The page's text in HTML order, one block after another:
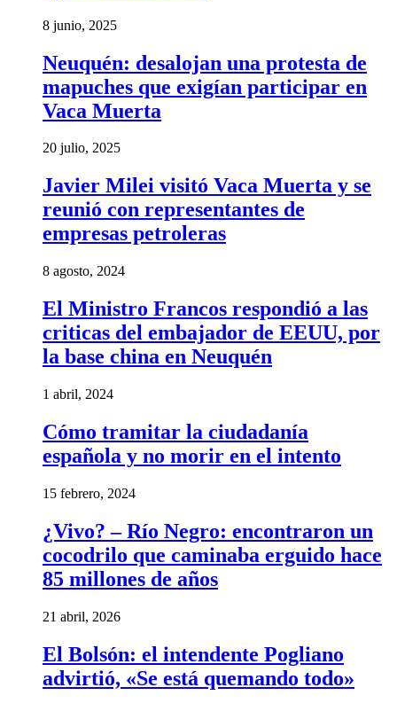
8 junio, 2025
Neuquén: desalojan una protesta de
mapuches que exigían participar en
Vaca Muerta
20 julio, 2025
Javier Milei visitó Vaca Muerta y se
reunió con representantes de
empresas petroleras
8 agosto, 2024
El Ministro Francos respondió a las
criticas del embajador de EEUU, por
la base china en Neuquén
1 abril, 2024
Cómo tramitar la ciudadanía
española y no morir en el intento
15 febrero, 2024
¿Vivo? – Río Negro: encontraron un
cocodrilo que caminaba erguido hace
85 millones de años
21 abril, 2026
El Bolsón: el intendente Pogliano
advirtió, «Se está quemando todo»